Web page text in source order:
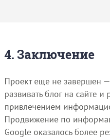
4. Заключение
Проект еще не завершен
развивать блог на сайте и
привлечением
Продвижение по
Google оказалось более